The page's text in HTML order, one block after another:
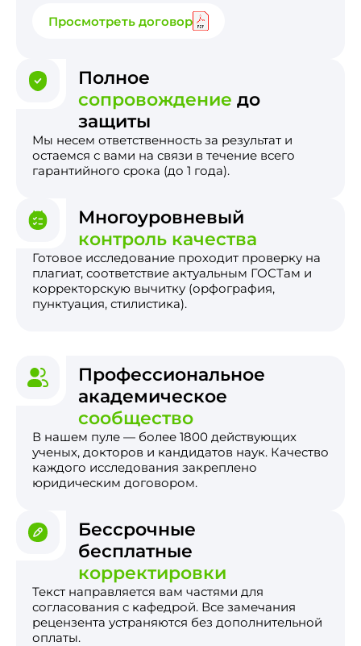
Просмотреть договор
Полное
сопровождение до
защиты
Мы несем ответственность за результат и
остаемся с вами на связи в течение всего
гарантийного срока (до 1 года).
Многоуровневый
контроль качества
Готовое исследование проходит проверку на
плагиат, соответствие актуальным ГОСТам и
корректорскую вычитку (орфография,
пунктуация, стилистика).
Профессиональное
академическое
сообщество
В нашем пуле — более 1800 действующих
ученых, докторов и кандидатов наук. Качество
каждого исследования закреплено
юридическим договором.
Бессрочные
бесплатные
корректировки
Текст направляется вам частями для
согласования с кафедрой. Все замечания
рецензента устраняются без дополнительной
оплаты.